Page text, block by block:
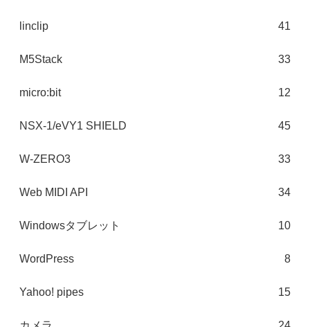
linclip 41
M5Stack 33
micro:bit 12
NSX-1/eVY1 SHIELD 45
W-ZERO3 33
Web MIDI API 34
Windowsタブレット 10
WordPress 8
Yahoo! pipes 15